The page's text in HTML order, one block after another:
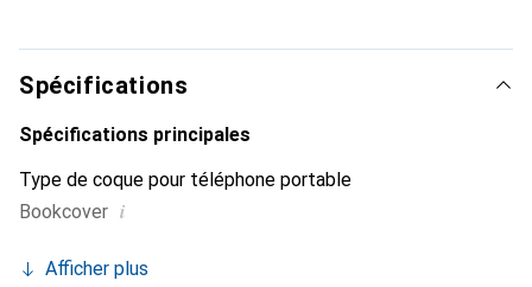
marque Noreve est un choix sûr pour une clientèle
exigeante.
Spécifications
Spécifications principales
Type de coque pour téléphone portable
Bookcover i
Afficher plus